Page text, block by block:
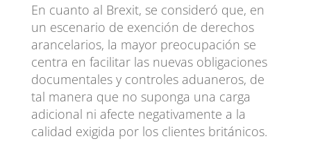
En cuanto al Brexit, se consideró que, en
un escenario de exención de derechos
arancelarios, la mayor preocupación se
centra en facilitar las nuevas obligaciones
documentales y controles aduaneros, de
tal manera que no suponga una carga
adicional ni afecte negativamente a la
calidad exigida por los clientes británicos.